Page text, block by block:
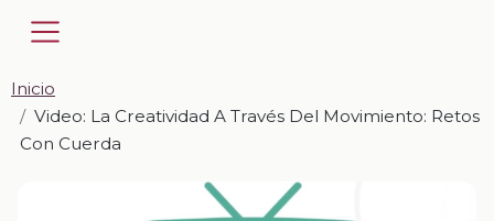
Inicio
Video: La Creatividad A Través Del Movimiento: Retos
Con Cuerda